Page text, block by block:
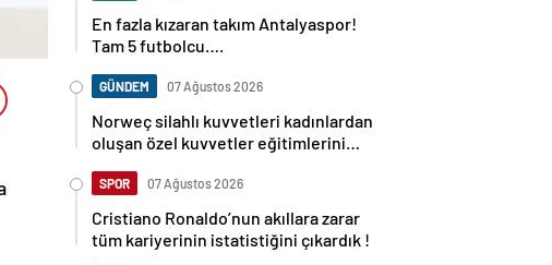
En fazla kızaran takım Antalyaspor!
Tam 5 futbolcu….
GÜNDEM 07 Ağustos 2026
Norweç silahlı kuvvetleri kadınlardan
oluşan özel kuvvetler eğitimlerini
SPOR 07 Ağustos 2026
Cristiano Ronaldo’nun akıllara zarar
tüm kariyerinin istatistiğini çıkardık !